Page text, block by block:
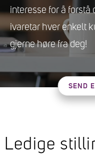
interesse for å forstå
ivaretar hver enkelt
gjerne høre fra deg!
SEND
Ledige